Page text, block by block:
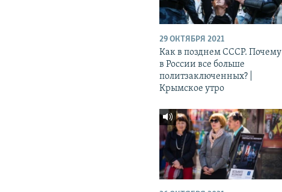
29 ОКТЯБРЯ 2021
Как в позднем СССР. Почему
в России все больше
политзаключенных? |
Крымское утро